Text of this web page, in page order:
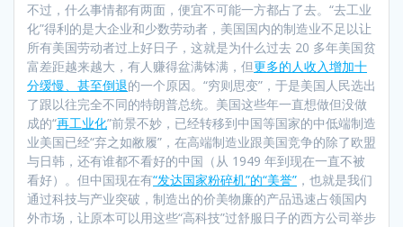
不过，什么事情都有两面，便宜不可能一方都占了去。“去工业
化”得利的是大企业和少数劳动者，美国国内的制造业不足以让
所有美国劳动者过上好日子，这就是为什么过去 20 多年美国贫
富差距越来越大，有人赚得盆满钵满，但更多的人收入增加十
分缓慢、甚至倒退的一个原因。“穷则思变”，于是美国人民选出
了跟以往完全不同的特朗普总统。美国这些年一直想做但没做
成的“再工业化”前景不妙，已经转移到中国等国家的中低端制造
业美国已经“弃之如敝履”，在高端制造业跟美国竞争的除了欧盟
与日韩，还有谁都不看好的中国（从 1949 年到现在一直不被
看好）。但中国现在有“发达国家粉碎机”的“美誉” ，也就是我们
通过科技与产业突破，制造出的价美物廉的产品迅速占领国内
外市场，让原本可以用这些“高科技”过舒服日子的西方公司举步